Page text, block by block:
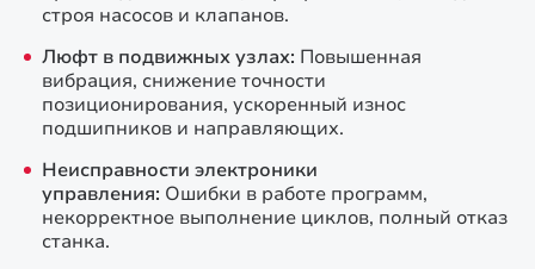
строя насосов и клапанов.
Люфт в подвижных узлах: Повышенная
вибрация, снижение точности
позиционирования, ускоренный износ
подшипников и направляющих.
Неисправности электроники
управления: Ошибки в работе программ,
некорректное выполнение циклов, полный отказ
станка.